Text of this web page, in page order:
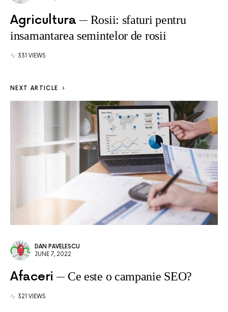
Agricultura
Rosii: sfaturi pentru
insamantarea semintelor de rosii
331 VIEWS
NEXT ARTICLE
DAN PAVELESCU
JUNE 7, 2022
Afaceri Ce este o campanie SEO?
321 VIEWS